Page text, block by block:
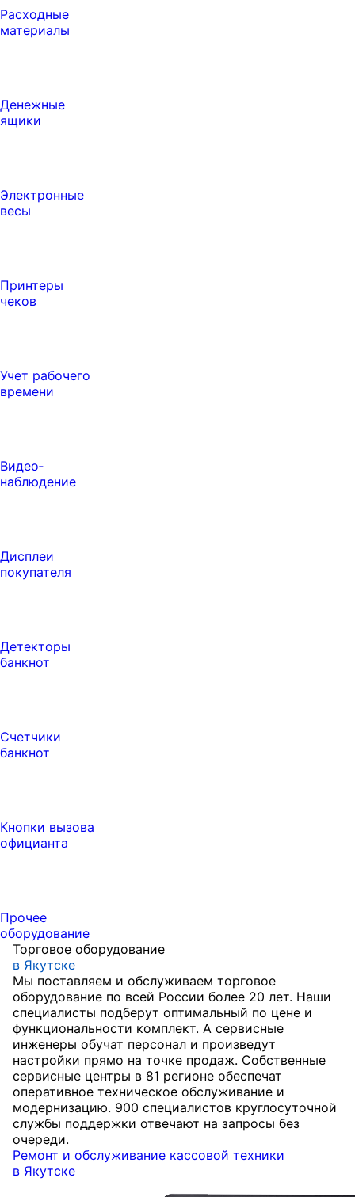
Расходные
материалы
Денежные
ящики
Электронные
весы
Принтеры
чеков
Учет рабочего
времени
Видео‑
наблюдение
Дисплеи
покупателя
Детекторы
банкнот
Счетчики
банкнот
Кнопки вызова
официанта
Прочее
оборудование
Торговое оборудование
в Якутске
Мы поставляем и обслуживаем торговое
оборудование по всей России более 20 лет. Наши
специалисты подберут оптимальный по цене и
функциональности комплект. А сервисные
инженеры обучат персонал и произведут
настройки прямо на точке продаж. Собственные
сервисные центры в 81 регионе обеспечат
оперативное техническое обслуживание и
модернизацию. 900 специалистов круглосуточной
службы поддержки отвечают на запросы без
очереди.
Ремонт и обслуживание кассовой техники
в Якутске